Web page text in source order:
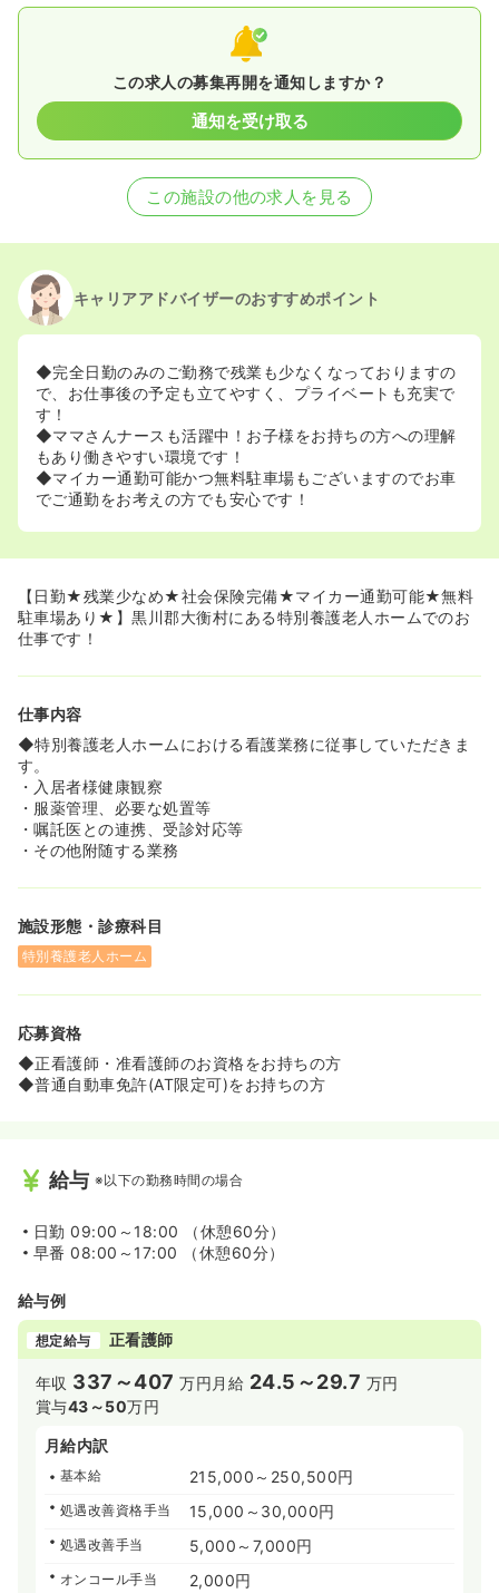
この求人の募集再開を通知しますか？
通知を受け取る
この施設の他の求人を見る
キャリアアドバイザーのおすすめポイント
◆完全日勤のみのご勤務で残業も少なくなっておりますの
で、お仕事後の予定も立てやすく、プライベートも充実で
す！
◆ママさんナースも活躍中！お子様をお持ちの方への理解
もあり働きやすい環境です！
◆マイカー通勤可能かつ無料駐車場もございますのでお車
でご通勤をお考えの方でも安心です！
【日勤★残業少なめ★社会保険完備★マイカー通勤可能★無料
駐車場あり★】黒川郡大衡村にある特別養護老人ホームでのお
仕事です！
仕事内容
◆特別養護老人ホームにおける看護業務に従事していただきま
す。
・入居者様健康観察
・服薬管理、必要な処置等
・嘱託医との連携、受診対応等
・その他附随する業務
施設形態・診療科目
特別養護老人ホーム
応募資格
◆正看護師・准看護師のお資格をお持ちの方
◆普通自動車免許(AT限定可)をお持ちの方
給与 ※以下の勤務時間の場合
日勤 09:00～18:00 （休憩60分）
早番 08:00～17:00 （休憩60分）
給与例
想定給与 正看護師
年収 337～407 万円 月給 24.5～29.7 万円
賞与43～50万円
月給内訳
基本給 215,000～250,500円
処遇改善資格手当 15,000～30,000円
処遇改善手当 5,000～7,000円
オンコール手当 2,000円